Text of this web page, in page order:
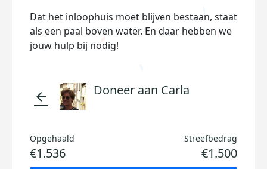
Dat het inloophuis moet blijven bestaan, staat
als een paal boven water. En daar hebben we
jouw hulp bij nodig!
arrow_back Doneer aan Carla
Opgehaald
€1.536
Streefbedrag
€1.500